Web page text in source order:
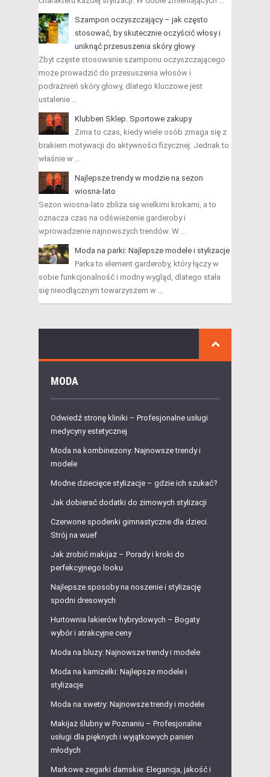
Szampon oczyszczający – jak często
stosować, by skutecznie oczyścić włosy i
uniknąć przesuszenia skóry głowy
Zbyt częste stosowanie szamponu oczyszczającego
może prowadzić do przesuszenia włosów i
podrażnień skóry głowy, dlatego kluczowe jest
ustalenie …
Klubben Sklep. Sportowe zakupy
Zima to czas, kiedy wiele osób zmaga się z
brakiem motywacji do aktywności fizycznej. Jednak to
właśnie w …
Najlepsze trendy w modzie na sezon
wiosna-lato
Sezon wiosna-lato zbliża się wielkimi krokami, a to
oznacza czas na odświeżenie garderoby i
wprowadzenie najnowszych trendów. W …
Moda na parki: Najlepsze modele i stylizacje
Parka to element garderoby, który łączy w
sobie funkcjonalność i modny wygląd, dlatego stała
się nieodłącznym towarzyszem w …
MODA
Odwiedź stronę kliniki – Profesjonalne usługi
medycyny estetycznej
Moda na kombinezony: Najnowsze trendy i
modele
Modne dziecięce stylizacje – gdzie ich szukać?
Jak dobierać dodatki do zimowych stylizacji
Czerwone spodenki gimnastyczne dla dzieci.
Strój na wuef
Jak zrobić makijaż – Porady i kroki do
perfekcyjnego looku
Najlepsze sposoby na noszenie i stylizację
spodni dresowych
Hurtownia lakierów hybrydowych – Bogaty
wybór i atrakcyjne ceny
Moda na bluzy: Najnowsze trendy i modele
Moda na kamizelki: Najlepsze modele i
stylizacje
Moda na swetry: Najnowsze trendy i modele
Makijaż ślubny w Poznaniu – Profesjonalne
usługi dla pięknych i wyjątkowych panien
młodych
Markowe zegarki damskie: Elegancja, jakość i